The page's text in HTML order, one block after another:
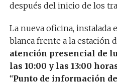
después del inicio de los
La nueva oficina, instalada
blanca frente a la estación
atención presencial de
las 10:00 y las 13:00
“Punto de información